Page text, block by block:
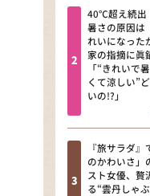
news
河合
「な
かえ
にす
本日
40℃超え続出
暑さの原因は
れいになった
家の指摘に眞
「“きれいで
くて涼しい”
いの!?」
『旅サラダ
のかわいさ」
スト女優、贅
る“雲丹しゃ